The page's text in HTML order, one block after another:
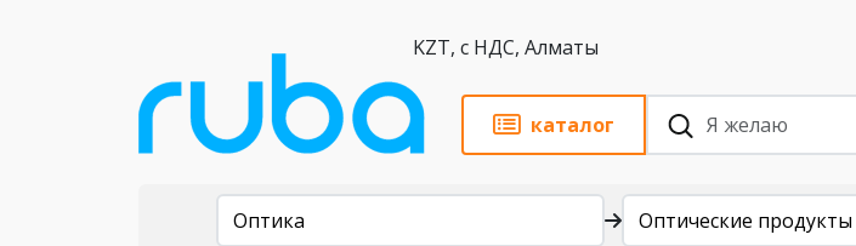
KZT, с НДС, Алматы
каталог
Каталог
Оптика Оптические продукты